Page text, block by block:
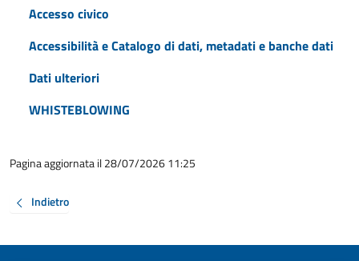
Accesso civico
Accessibilità e Catalogo di dati, metadati e banche dati
Dati ulteriori
WHISTEBLOWING
Pagina aggiornata il 28/07/2026 11:25
Indietro